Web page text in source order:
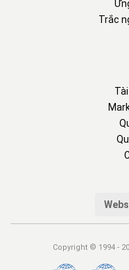
Trắc
Copyright © 1994 -